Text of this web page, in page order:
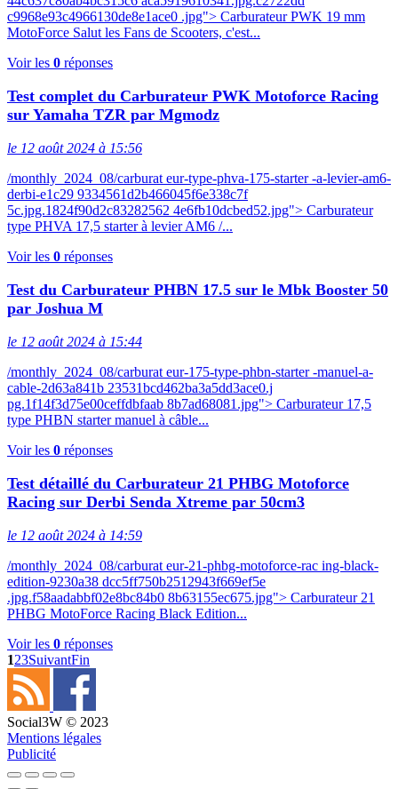
c9968e93c4966130de8e1ace0 .jpg"> Carburateur PWK 19 mm
MotoForce Salut les Fans de Scooters, c'est...
Voir les 0 réponses
Test complet du Carburateur PWK Motoforce Racing
sur Yamaha TZR par Mgmodz
le 12 août 2024 à 15:56
/monthly_2024_08/carburat eur-type-phva-175-starter -a-levier-am6-
derbi-e1c29 9334561d2b466045f6e338c7f
5c.jpg.1824f90d2c83282562 4e6fb10dcbed52.jpg"> Carburateur
type PHVA 17,5 starter à levier AM6 /...
Voir les 0 réponses
Test du Carburateur PHBN 17.5 sur le Mbk Booster 50
par Joshua M
le 12 août 2024 à 15:44
/monthly_2024_08/carburat eur-175-type-phbn-starter -manuel-a-
cable-2d63a841b 23531bcd462ba3a5dd3ace0.j
pg.1f14f3d75e00ceffdbfaab 8b7ad68081.jpg"> Carburateur 17,5
type PHBN starter manuel à câble...
Voir les 0 réponses
Test détaillé du Carburateur 21 PHBG Motoforce
Racing sur Derbi Senda Xtreme par 50cm3
le 12 août 2024 à 14:59
/monthly_2024_08/carburat eur-21-phbg-motoforce-rac ing-black-
edition-9230a38 dcc5ff750b2512943f669ef5e
.jpg.f58aadabbf02e8bc84b0 8b63155ec675.jpg"> Carburateur 21
PHBG MotoForce Racing Black Edition...
Voir les 0 réponses
123SuivantFin
Social3W © 2023
Mentions légales
Publicité